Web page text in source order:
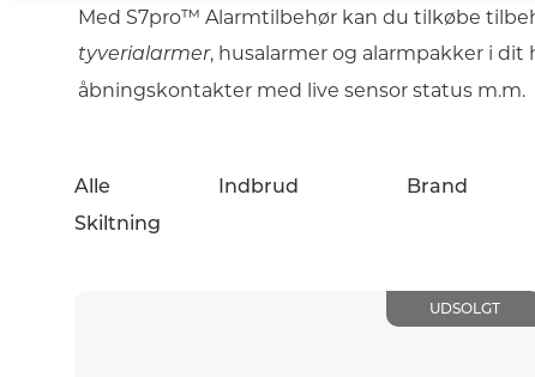
Med S7pro™ Alarmtilbehør kan du tilkøbe
tyverialarmer, husalarmer og alarmpakker i
åbningskontakter med live sensor status m.m.
Alle Indbrud Brand
Skiltning
UDSOLGT